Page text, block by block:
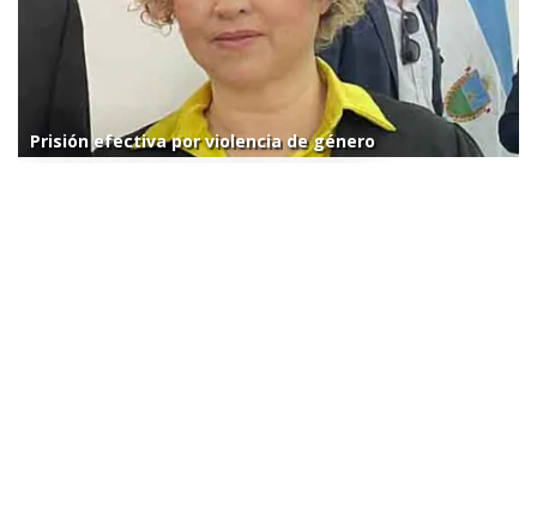
Prisión efectiva por violencia de género